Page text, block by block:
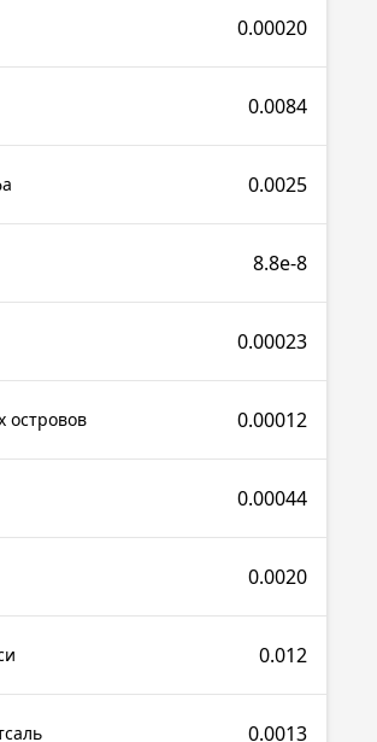
0.00020
0.0084
0.0025
8.8e-8
0.00023
островов 0.00012
0.00044
0.0020
0.012
0.0013